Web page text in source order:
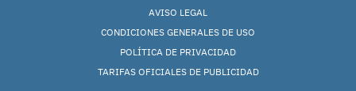
AVISO LEGAL
CONDICIONES GENERALES DE USO
POLÍTICA DE PRIVACIDAD
TARIFAS OFICIALES DE PUBLICIDAD